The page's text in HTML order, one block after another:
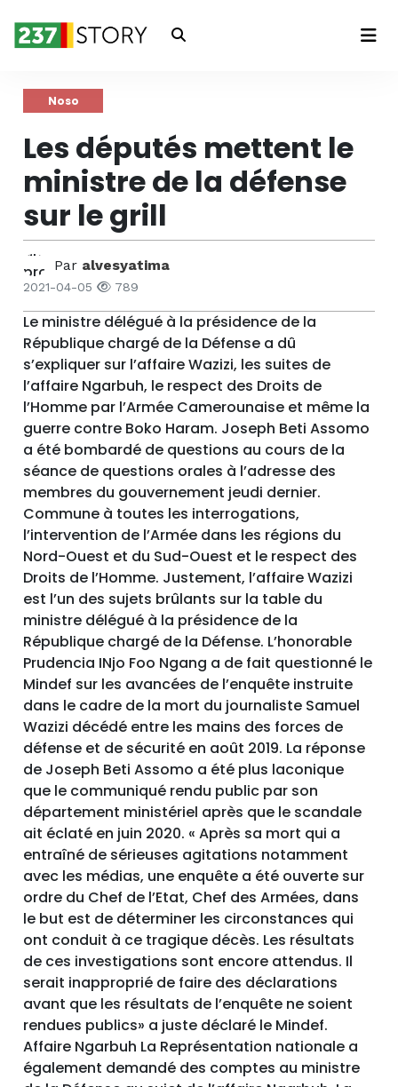
Connexion
Noso
Les députés mettent le
ministre de la défense
sur le grill
Par alvesyatima
2021-04-05 789
Le ministre délégué à la présidence de la
République chargé de la Défense a dû
s’expliquer sur l’affaire Wazizi, les suites de
l’affaire Ngarbuh, le respect des Droits de
l’Homme par l’Armée Camerounaise et même la
guerre contre Boko Haram. Joseph Beti Assomo
a été bombardé de questions au cours de la
séance de questions orales à l’adresse des
membres du gouvernement jeudi dernier.
Commune à toutes les interrogations,
l’intervention de l’Armée dans les régions du
Nord-Ouest et du Sud-Ouest et le respect des
Droits de l’Homme. Justement, l’affaire Wazizi
est l’un des sujets brûlants sur la table du
ministre délégué à la présidence de la
République chargé de la Défense. L’honorable
Prudencia INjo Foo Ngang a de fait questionné le
Mindef sur les avancées de l’enquête instruite
dans le cadre de la mort du journaliste Samuel
Wazizi décédé entre les mains des forces de
défense et de sécurité en août 2019. La réponse
de Joseph Beti Assomo a été plus laconique
que le communiqué rendu public par son
département ministériel après que le scandale
ait éclaté en juin 2020. « Après sa mort qui a
entraîné de sérieuses agitations notamment
avec les médias, une enquête a été ouverte sur
ordre du Chef de l’Etat, Chef des Armées, dans
le but est de déterminer les circonstances qui
ont conduit à ce tragique décès. Les résultats
de ces investigations sont encore attendus. Il
serait inapproprié de faire des déclarations
avant que les résultats de l’enquête ne soient
rendues publics» a juste déclaré le Mindef.
Affaire Ngarbuh La Représentation nationale a
également demandé des comptes au ministre